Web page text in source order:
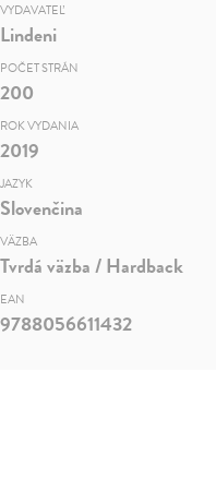
VYDAVATEĽ
Lindeni
POČET STRÁN
200
ROK VYDANIA
2019
JAZYK
Slovenčina
VÄZBA
Tvrdá väzba / Hardback
EAN
9788056611432